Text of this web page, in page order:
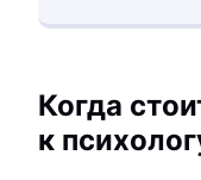
Когда
к